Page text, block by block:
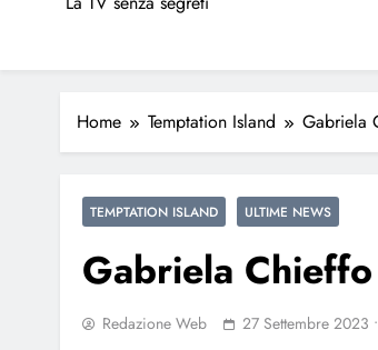
Home Temptation Island Gabriela
TEMPTATION ISLAND ULTIME NEWS
Gabriela
Redazione Web 27 Settembre 2023